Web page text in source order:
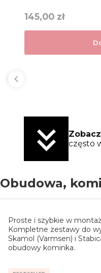
Cena
145,00 zł
często
Obudowa,
Proste i szybkie w
Kompletne zestawy do
Skamol (Varmsen) i
obudowy kominka.